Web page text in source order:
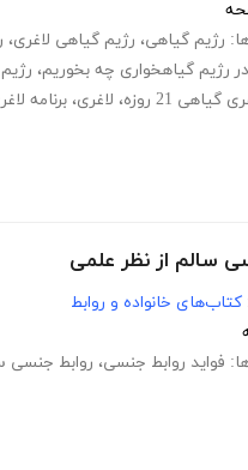
رژیم گیاهی، رژیم گیاهی لاغری،
در رژیم گیاهخواری چه بخوریم،
21 روزه
، لاغری، برنامه
سالم از نظر علمی
کتاب‌های خانواده و روابط
فواید روابط جنسی، روابط جنسی